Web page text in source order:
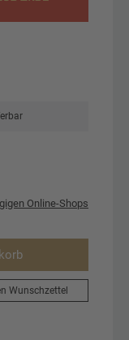
Online-Shops
Wunschzettel